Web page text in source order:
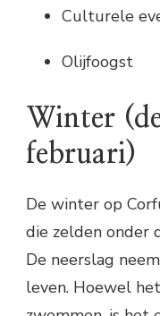
Culturele
Olijfoogst
Winter
februari)
De winter op
die zelden onder
De neerslag
leven. Hoewel